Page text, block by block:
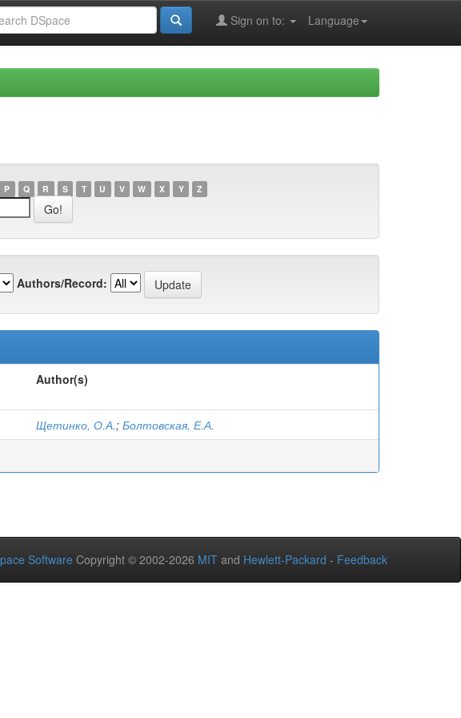
Language
Sign on to:
P Q R S T U V W X Y Z
Authors/Record:
Author(s)
Щетинко, О.А.; Болтовская, Е.А.
Software Copyright © 2002-2026 MIT and Hewlett-Packard - Feedback